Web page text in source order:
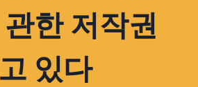
한 저작권
있다